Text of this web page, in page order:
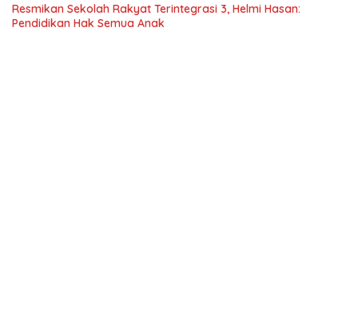
Resmikan Sekolah Rakyat Terintegrasi 3, Helmi Hasan:
Pendidikan Hak Semua Anak